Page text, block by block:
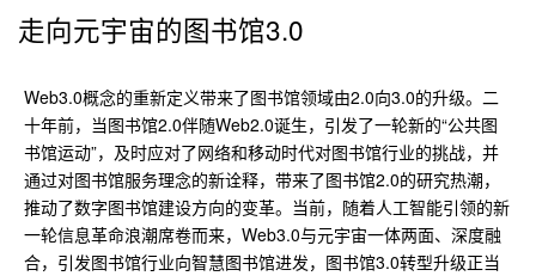
走向元宇宙的图书馆3.0
Web3.0概念的重新定义带来了图书馆领域由2.0向3.0的升级。二
十年前，当图书馆2.0伴随Web2.0诞生，引发了一轮新的“公共图
书馆运动”，及时应对了网络和移动时代对图书馆行业的挑战，并
通过对图书馆服务理念的新诠释，带来了图书馆2.0的研究热潮，
推动了数字图书馆建设方向的变革。当前，随着人工智能引领的新
一轮信息革命浪潮席卷而来，Web3.0与元宇宙一体两面、深度融
合，引发图书馆行业向智慧图书馆进发，图书馆3.0转型升级正当